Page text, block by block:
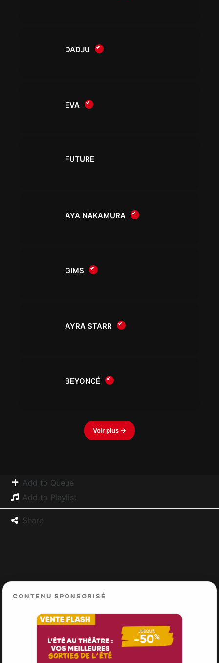
DADJU
EVA
FUTURE
AYA NAKAMURA
GIMS
AYRA STARR
BEYONCÉ
Voir plus →
Add to Queue
Add to Playlist
Share
CONTENU SPONSORISÉ